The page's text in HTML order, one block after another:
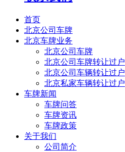
首页
北京公司车牌
北京车牌业务
北京公司车牌
北京公司车牌转让过户
北京公司车辆转让过户
北京私家车辆转让过户
车牌新闻
车牌问答
车牌资讯
车牌政策
关于我们
公司简介